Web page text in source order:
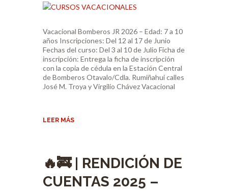
Vacacional Bomberos JR 2026 – Edad: 7 a 10
años Inscripciones: Del 12 al 17 de Junio
Fechas del curso: Del 3 al 10 de Julio Ficha de
inscripción: Entrega la ficha de inscripción
con la copia de cédula en la Estación Central
de Bomberos Otavalo/Cdla. Rumiñahui calles
José M. Troya y Virgilio Chávez Vacacional
LEER MÁS
🔥🚒 | RENDICIÓN DE
CUENTAS 2025 –